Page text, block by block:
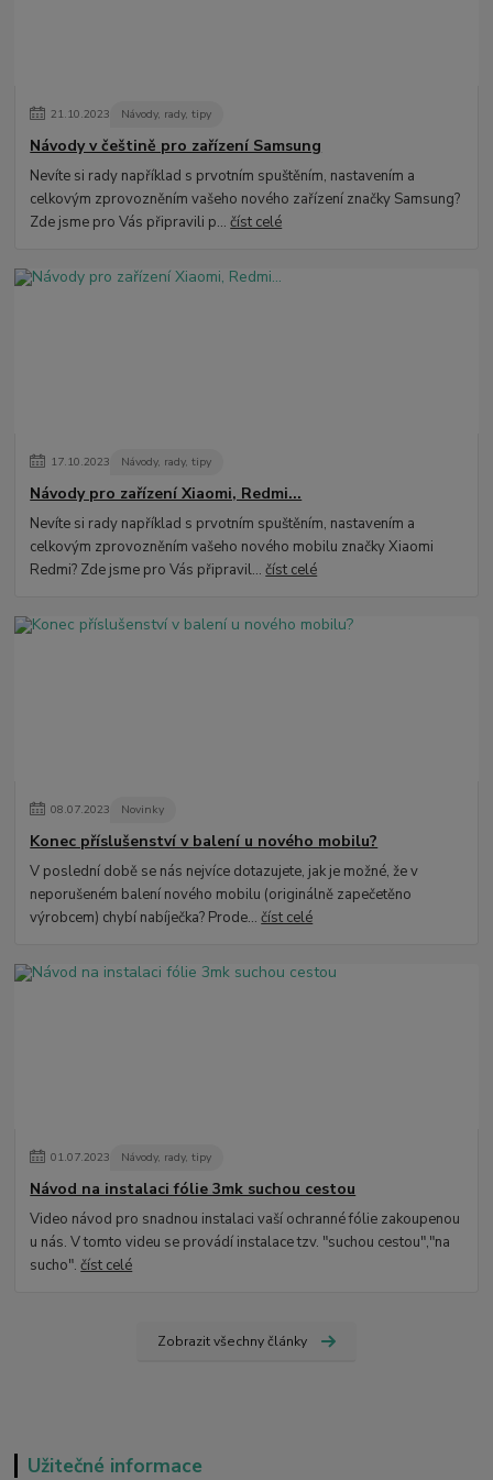
21.10.2023 Návody, rady, tipy
Návody v češtině pro zařízení Samsung
Nevíte si rady například s prvotním spuštěním, nastavením a
celkovým zprovozněním vašeho nového zařízení značky Samsung?
Zde jsme pro Vás připravili p...číst celé
17.10.2023 Návody, rady, tipy
Návody pro zařízení Xiaomi, Redmi...
Nevíte si rady například s prvotním spuštěním, nastavením a
celkovým zprovozněním vašeho nového mobilu značky Xiaomi
Redmi? Zde jsme pro Vás připravil...číst celé
08.07.2023 Novinky
Konec příslušenství v balení u nového mobilu?
V poslední době se nás nejvíce dotazujete, jak je možné, že v
neporušeném balení nového mobilu (originálně zapečetěno
výrobcem) chybí nabíječka? Prode...číst celé
01.07.2023 Návody, rady, tipy
Návod na instalaci fólie 3mk suchou cestou
Video návod pro snadnou instalaci vaší ochranné fólie zakoupenou
u nás. V tomto videu se provádí instalace tzv. "suchou cestou","na
sucho".číst celé
Zobrazit všechny články
Užitečné informace